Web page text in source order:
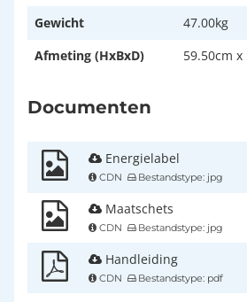
Gewicht
47.00kg
Afmeting (HxBxD)
59.50cm x
Documenten
Energielabel
CDN Bestandstype: jpg
Maatschets
CDN Bestandstype: jpg
Handleiding
CDN Bestandstype: pdf